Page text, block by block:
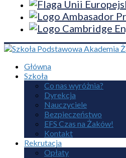
Główna
Szkoła
Co nas wyróżnia?
Dyrekcja
Nauczyciele
Bezpieczeństwo
EFS Czas na Żaków!
Kontakt
Rekrutacja
Opłaty